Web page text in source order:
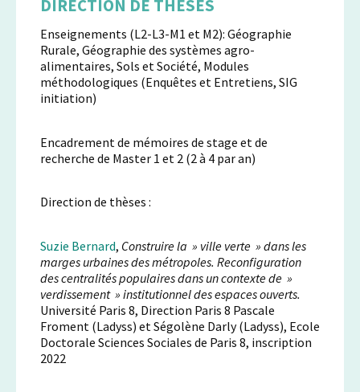
DIRECTION DE THÈSES
Enseignements (L2-L3-M1 et M2): Géographie
Rurale, Géographie des systèmes agro-
alimentaires, Sols et Société, Modules
méthodologiques (Enquêtes et Entretiens, SIG
initiation)
Encadrement de mémoires de stage et de
recherche de Master 1 et 2 (2 à 4 par an)
Direction de thèses :
Suzie Bernard, Construire la » ville verte » dans les
marges urbaines des métropoles. Reconfiguration
des centralités populaires dans un contexte de »
verdissement » institutionnel des espaces ouverts.
Université Paris 8, Direction Paris 8 Pascale
Froment (Ladyss) et Ségolène Darly (Ladyss), Ecole
Doctorale Sciences Sociales de Paris 8, inscription
2022